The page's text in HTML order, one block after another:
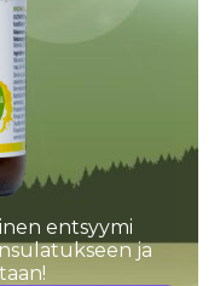
entsyymi
ja